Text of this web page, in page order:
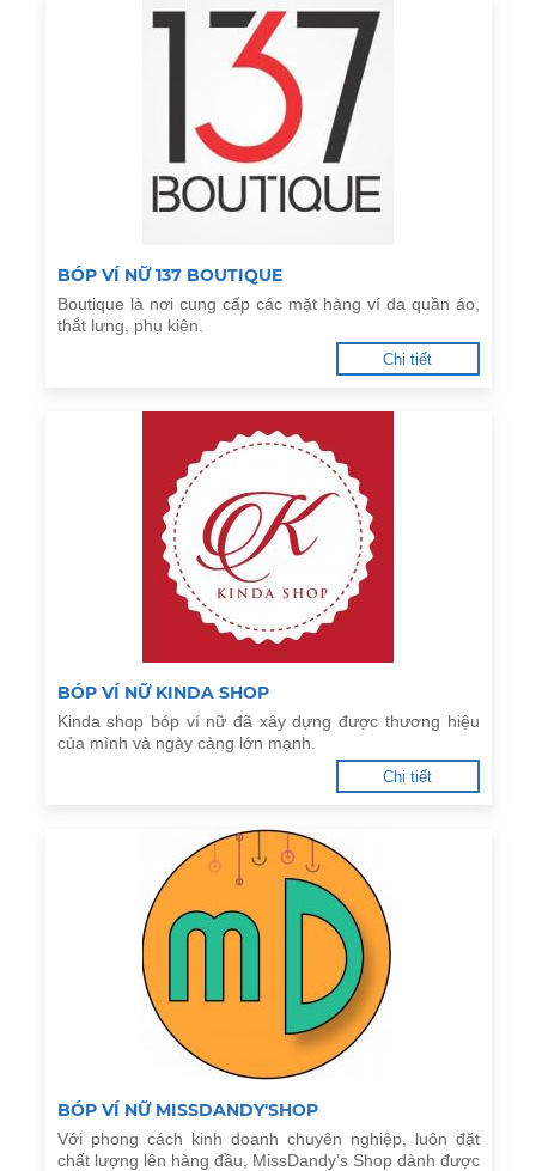
BÓP VÍ NỮ 137 BOUTIQUE
Boutique là nơi cung cấp các mặt hàng ví da quần áo,
thắt lưng, phụ kiện.
Chi tiết
BÓP VÍ NỮ KINDA SHOP
Kinda shop bóp ví nữ đã xây dựng được thương hiệu
của mình và ngày càng lớn mạnh.
Chi tiết
BÓP VÍ NỮ MISSDANDY'SHOP
Với phong cách kinh doanh chuyên nghiệp, luôn đặt
chất lượng lên hàng đầu, MissDandy’s Shop dành được